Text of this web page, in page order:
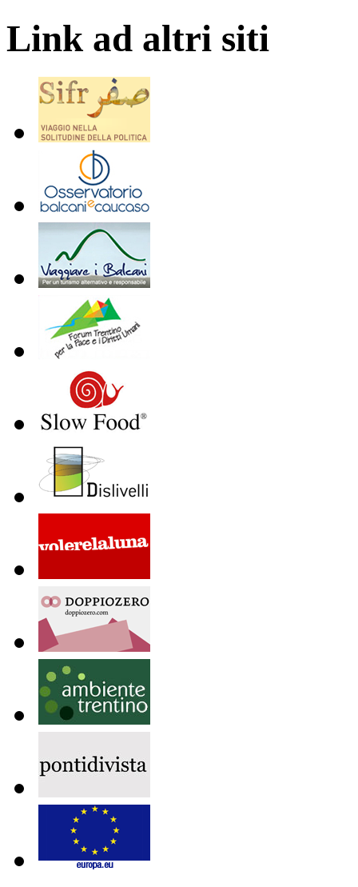
Link ad altri siti